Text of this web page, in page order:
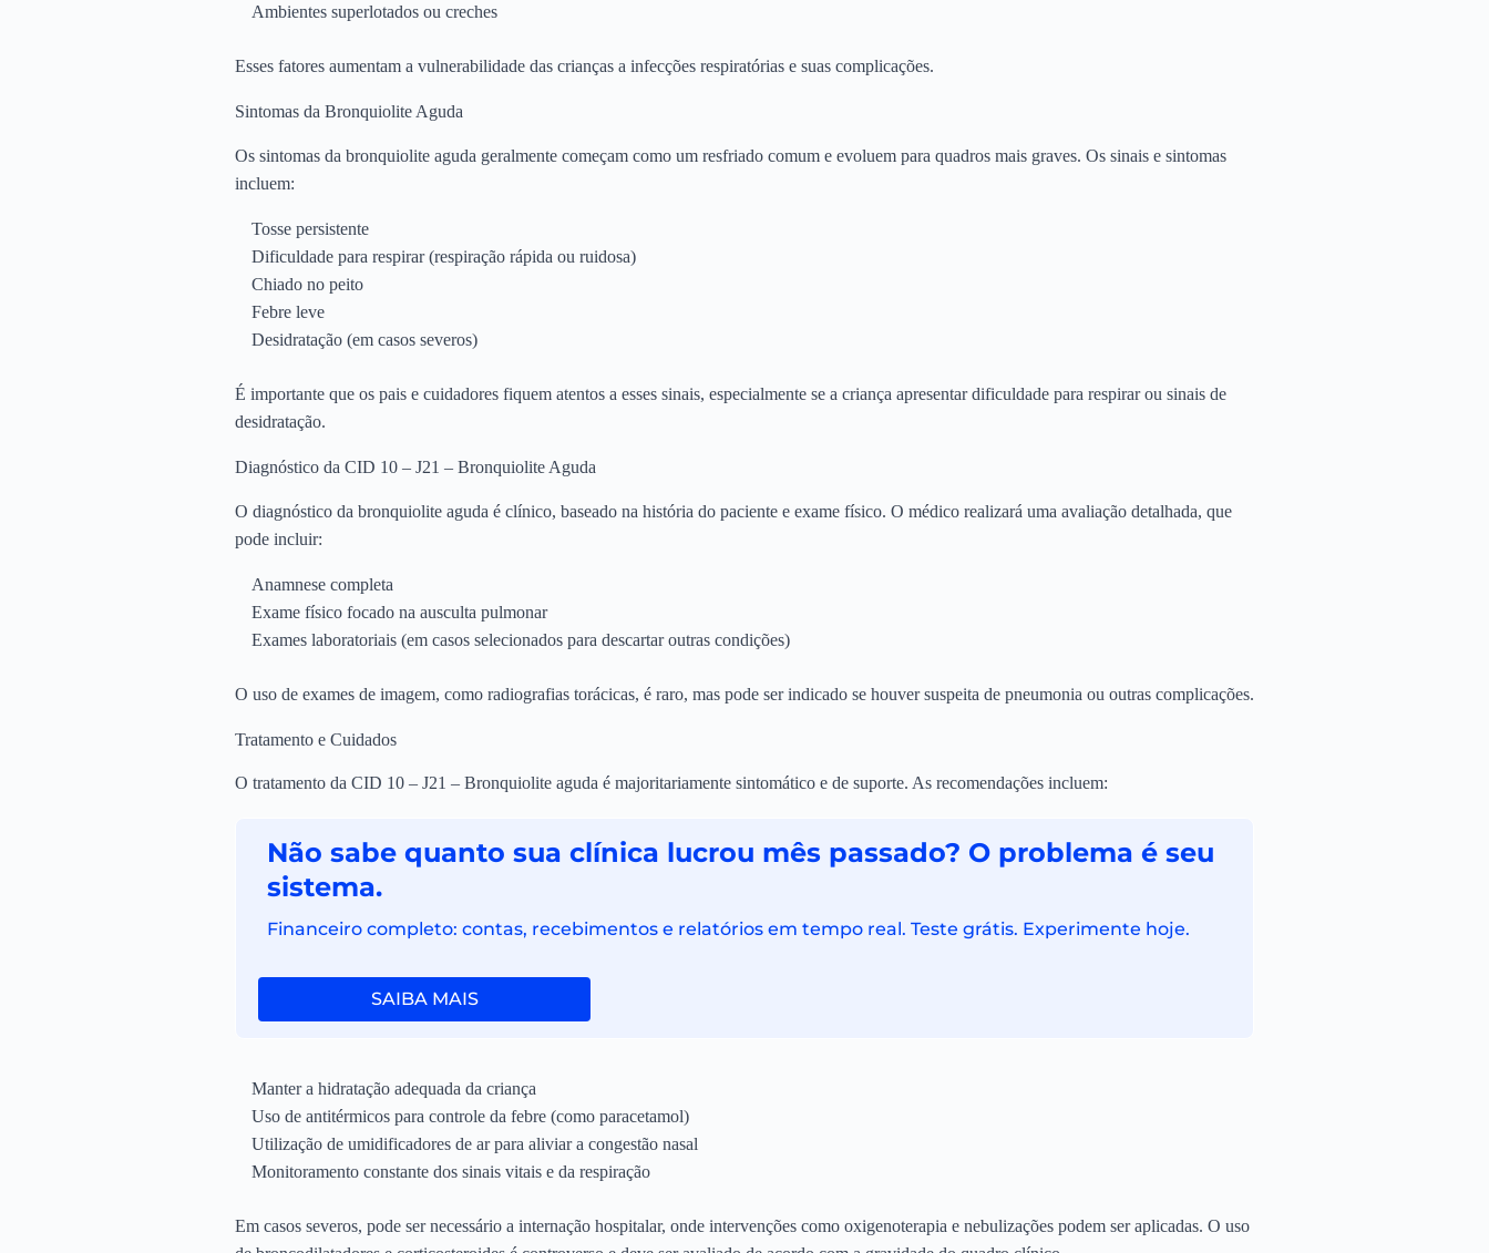
Ambientes superlotados ou creches
Esses fatores aumentam a vulnerabilidade das crianças a infecções respiratórias e suas complicações.
Sintomas da Bronquiolite Aguda
Os sintomas da bronquiolite aguda geralmente começam como um resfriado comum e evoluem para quadros mais graves. Os sinais e sintomas
incluem:
Tosse persistente
Dificuldade para respirar (respiração rápida ou ruidosa)
Chiado no peito
Febre leve
Desidratação (em casos severos)
É importante que os pais e cuidadores fiquem atentos a esses sinais, especialmente se a criança apresentar dificuldade para respirar ou sinais de
desidratação.
Diagnóstico da CID 10 – J21 – Bronquiolite Aguda
O diagnóstico da bronquiolite aguda é clínico, baseado na história do paciente e exame físico. O médico realizará uma avaliação detalhada, que
pode incluir:
Anamnese completa
Exame físico focado na ausculta pulmonar
Exames laboratoriais (em casos selecionados para descartar outras condições)
O uso de exames de imagem, como radiografias torácicas, é raro, mas pode ser indicado se houver suspeita de pneumonia ou outras complicações.
Tratamento e Cuidados
O tratamento da CID 10 – J21 – Bronquiolite aguda é majoritariamente sintomático e de suporte. As recomendações incluem:
Não sabe quanto sua clínica lucrou mês passado? O problema é seu
sistema.
Financeiro completo: contas, recebimentos e relatórios em tempo real. Teste grátis. Experimente hoje.
SAIBA MAIS
Manter a hidratação adequada da criança
Uso de antitérmicos para controle da febre (como paracetamol)
Utilização de umidificadores de ar para aliviar a congestão nasal
Monitoramento constante dos sinais vitais e da respiração
Em casos severos, pode ser necessário a internação hospitalar, onde intervenções como oxigenoterapia e nebulizações podem ser aplicadas. O uso